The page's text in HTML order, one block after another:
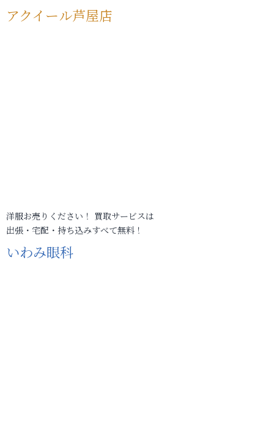
アクイール芦屋店
洋服お売りください！ 買取サービスは
出張・宅配・持ち込みすべて無料！
いわみ眼科